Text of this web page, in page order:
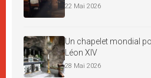
22 Mai 2026
Un chapelet mondial
Léon XIV
28 Mai 2026